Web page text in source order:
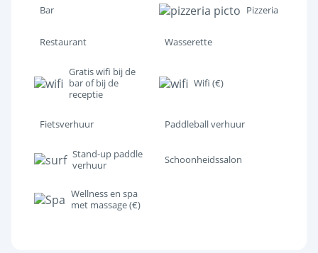
Bar Pizzeria
Restaurant Wasserette
Gratis wifi bij de
bar of bij de
receptie
Wifi (€)
Fietsverhuur Paddleball verhuur
Stand-up paddle
verhuur
Schoonheidssalon
Wellness en spa
met massage (€)